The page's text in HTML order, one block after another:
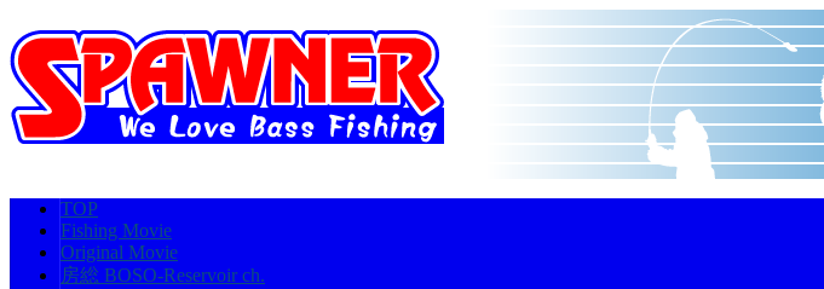
TOP
Fishing Movie
Original Movie
房総 BOSO-Reservoir ch.